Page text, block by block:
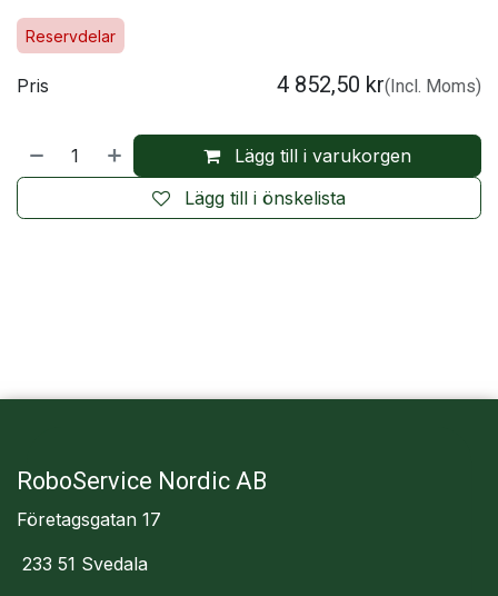
Reservdelar
Lägg till i varukorgen
Lägg till i önskelista
Pris 4 852,50 kr(Incl. Moms)
RoboService Nordic AB
Företagsgatan 17
233 51 Svedala